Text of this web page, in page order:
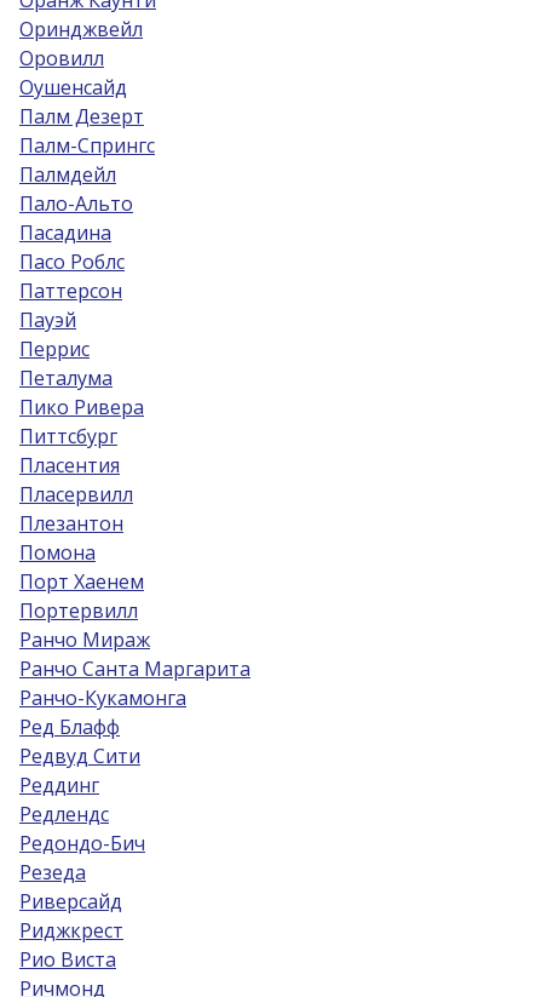
Оринджвейл
Оровилл
Оушенсайд
Палм Дезерт
Палм-Спрингс
Палмдейл
Пало-Альто
Пасадина
Пасо Роблс
Паттерсон
Пауэй
Перрис
Петалума
Пико Ривера
Питтсбург
Пласентия
Пласервилл
Плезантон
Помона
Порт Хаенем
Портервилл
Ранчо Мираж
Ранчо Санта Маргарита
Ранчо-Кукамонга
Ред Блафф
Редвуд Сити
Реддинг
Редлендс
Редондо-Бич
Резеда
Риверсайд
Риджкрест
Рио Виста
Ричмонд